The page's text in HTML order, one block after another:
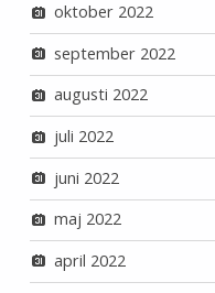
oktober 2022
september 2022
augusti 2022
juli 2022
juni 2022
maj 2022
april 2022